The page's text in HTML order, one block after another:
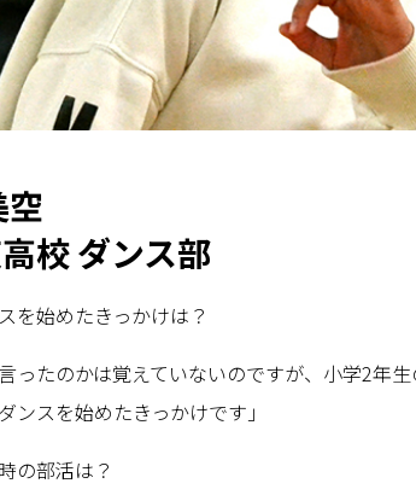
空
校 ダンス部
を始めたきっかけは？
言ったのかは覚えていないのですが、小学2年
ンスを始めたきっかけです」
の部活は？